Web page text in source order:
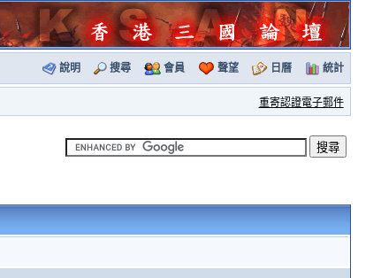
說明 搜尋 會員 聲望 日曆 統計
重寄認證電子郵件